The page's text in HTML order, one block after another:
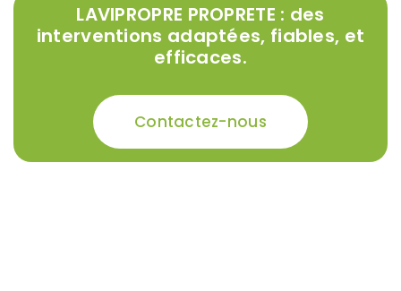
LAVIPROPRE PROPRETE : des
interventions adaptées, fiables, et
efficaces.
Contactez-nous